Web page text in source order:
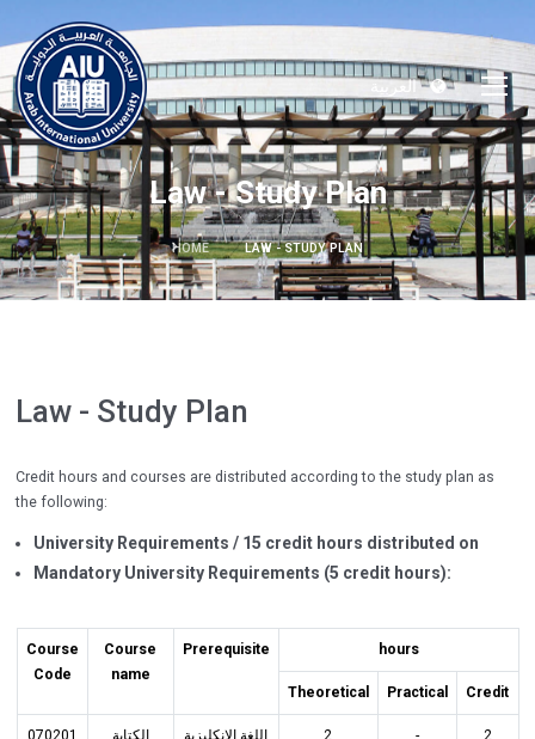
العربية
Law - Study Plan
HOME LAW - STUDY PLAN
Law - Study Plan
Credit hours and courses are distributed according to the study plan as
the following:
University Requirements / 15 credit hours distributed on
Mandatory University Requirements (5 credit hours):
Course
Code
Course
name
Prerequisite hours
Theoretical Practical Credit